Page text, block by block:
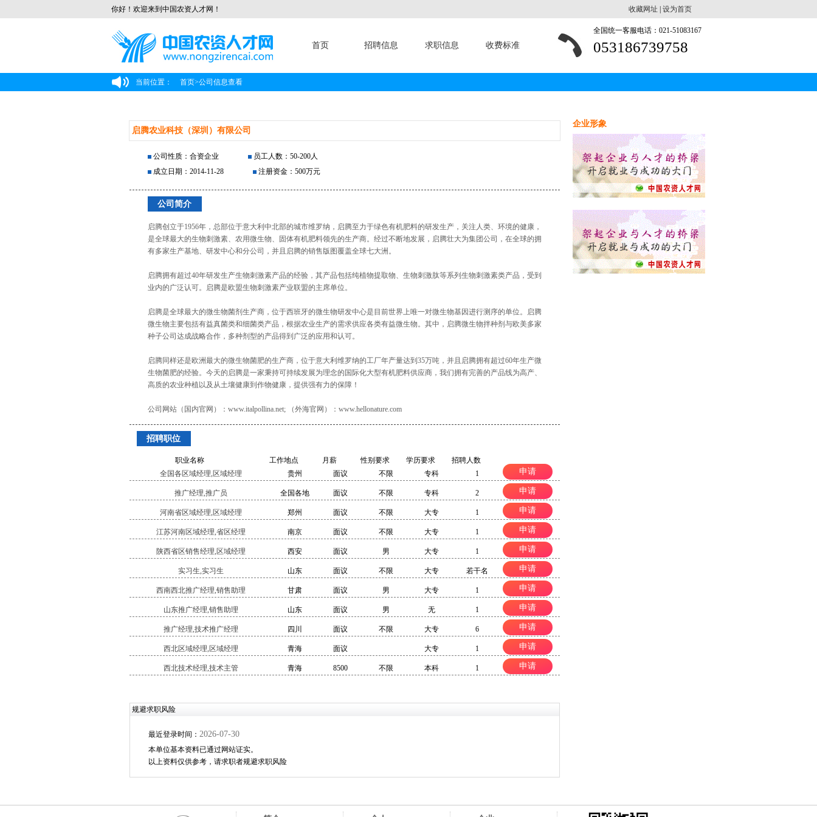
你好！欢迎来到中国农资人才网！ 收藏网址 设为首页
首页 招聘信息 求职信息 收费标准
全国统一客服电话：021-51083167
053186739758
当前位置： 首页>公司信息查看
启腾农业科技（深圳）有限公司
公司性质：合资企业
员工人数：50-200人
成立日期：2014-11-28
注册资金：500万元
公司简介
启腾创立于1956年，总部位于意大利中北部的城市维罗纳，启腾至力于绿色有机肥料的研发生产，关注人类、环境的健康，
是全球最大的生物刺激素、农用微生物、固体有机肥料领先的生产商。经过不断地发展，启腾壮大为集团公司，在全球的拥
有多家生产基地、研发中心和分公司，并且启腾的销售版图覆盖全球七大洲。
启腾拥有超过40年研发生产生物刺激素产品的经验，其产品包括纯植物提取物、生物刺激肽等系列生物刺激素类产品，受到
业内的广泛认可。启腾是欧盟生物刺激素产业联盟的主席单位。
启腾是全球最大的微生物菌剂生产商，位于西班牙的微生物研发中心是目前世界上唯一对微生物基因进行测序的单位。启腾
微生物主要包括有益真菌类和细菌类产品，根据农业生产的需求供应各类有益微生物。其中，启腾微生物拌种剂与欧美多家
种子公司达成战略合作，多种剂型的产品得到广泛的应用和认可。
启腾同样还是欧洲最大的微生物菌肥的生产商，位于意大利维罗纳的工厂年产量达到35万吨，并且启腾拥有超过60年生产微
生物菌肥的经验。今天的启腾是一家秉持可持续发展为理念的国际化大型有机肥料供应商，我们拥有完善的产品线为高产、
高质的农业种植以及从土壤健康到作物健康，提供强有力的保障！
公司网站（国内官网）：www.italpollina.net; （外海官网）：www.hellonature.com
招聘职位
职业名称 工作地点 月薪 性别要求 学历要求
招聘人数
全国各区域经理,区域经理
贵州 面议 不限 专科 1 申请
推广经理,推广员 全国各地 面议 不限 专科 2 申请
河南省区域经理,区域经理 郑州 面议 不限 大专 1 申请
江苏河南区域经理,省区经理 南京 面议 不限 大专 1 申请
陕西省区销售经理,区域经理 西安 面议 男 大专 1 申请
实习生,实习生 山东 面议 不限 大专 若干名 申请
西南西北推广经理,销售助理 甘肃 面议 男 大专 1 申请
山东推广经理,销售助理 山东 面议 男 无 1 申请
推广经理,技术推广经理 四川 面议 不限 大专 6 申请
西北区域经理,区域经理 青海 面议 大专 1 申请
西北技术经理,技术主管 青海 8500 不限 本科 1 申请
规避求职风险
最近登录时间： 2026-07-30
本单位基本资料已通过网站证实。
以上资料仅供参考，请求职者规避求职风险
企业形象